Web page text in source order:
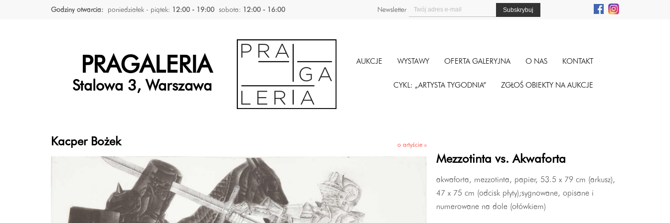
Godziny otwarcia: poniedziałek - piątek: 12:00 - 19:00 sobota: 12:00 - 16:00 Newsletter
PRAGALERIA
Stalowa 3, Warszawa
AUKCJE WYSTAWY OFERTA GALERYJNA O NAS KONTAKT
CYKL: „ARTYSTA TYGODNIA” ZGŁOŚ OBIEKTY NA AUKCJE
Kacper Bożek o artyście »
Mezzotinta vs. Akwaforta
akwaforta, mezzotinta, papier, 53.5 x 79 cm (arkusz),
47 x 75 cm (odcisk płyty);sygnowane, opisane i
numerowane na dole (ołówkiem)